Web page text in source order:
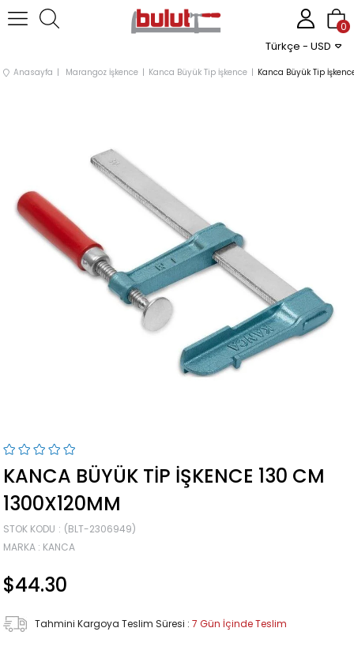
Türkçe - USD
0
Anasayfa Marangoz İşkence Kanca Büyük Tip İşkence Kanca Büyük Tip
KANCA BÜYÜK TIP İŞKENCE 130 CM
1300X120MM
STOK KODU
(BLT-2306949)
MARKA : KANCA
$44.30
Tahmini Kargoya Teslim Süresi : 7 Gün İçinde Teslim